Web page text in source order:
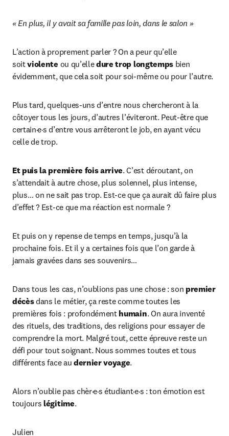
« En plus, il y avait sa famille pas loin, dans le salon »
L’action à proprement parler ? On a peur qu’elle
soit violente ou qu’elle dure trop longtemps bien
évidemment, que cela soit pour soi-même ou pour l’autre.
Plus tard, quelques-uns d’entre nous chercheront à la
côtoyer tous les jours, d’autres l’éviteront. Peut-être que
certain·e·s d’entre vous arrêteront le job, en ayant vécu
celle de trop.
Et puis la première fois arrive. C’est déroutant, on
s’attendait à autre chose, plus solennel, plus intense,
plus… on ne sait pas trop. Est-ce que ça aurait dû faire plus
d’effet ? Est-ce que ma réaction est normale ?
Et puis on y repense de temps en temps, jusqu’à la
prochaine fois. Et il y a certaines fois que l’on garde à
jamais gravées dans ses souvenirs…
Dans tous les cas, n’oublions pas une chose : son premier
décès dans le métier, ça reste comme toutes les
premières fois : profondément humain. On aura inventé
des rituels, des traditions, des religions pour essayer de
comprendre la mort. Malgré tout, cette épreuve reste un
défi pour tout soignant. Nous sommes toutes et tous
différents face au dernier voyage.
Alors n’oublie pas chèr·e·s étudiant·e·s : ton émotion est
toujours légitime.